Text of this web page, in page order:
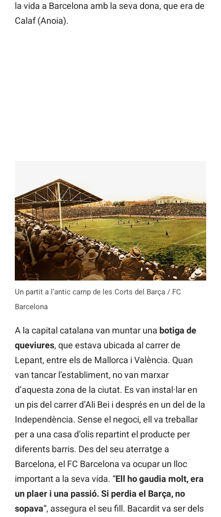
la vida a Barcelona amb la seva dona, que era de
Calaf (Anoia).
Un partit a l’antic camp de les Corts del Barça / FC
Barcelona
A la capital catalana van muntar una botiga de
queviures, que estava ubicada al carrer de
Lepant, entre els de Mallorca i València. Quan
van tancar l’establiment, no van marxar
d’aquesta zona de la ciutat. Es van instal·lar en
un pis del carrer d’Ali Bei i després en un del de la
Independència. Sense el negoci, ell va treballar
per a una casa d’olis repartint el producte per
diferents barris. Des del seu aterratge a
Barcelona, el FC Barcelona va ocupar un lloc
important a la seva vida. “Ell ho gaudia molt, era
un plaer i una passió. Si perdia el Barça, no
sopava“, assegura el seu fill. Bacardit va ser dels